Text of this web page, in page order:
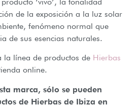
de la exposición a la luz solar
fenómeno normal que
de sus esencias naturales.
la línea de productos de Hierbas
online.
marca, sólo se pueden
de Hierbas de Ibiza en